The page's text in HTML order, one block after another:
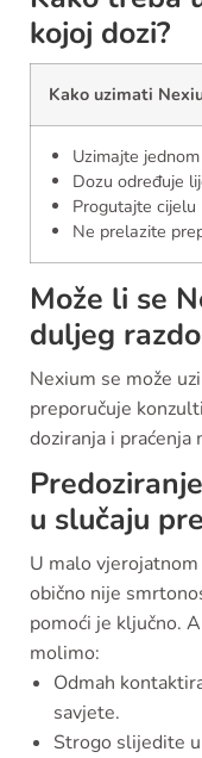
kojoj dozi?
Kako uzimati
Uzimajte
Dozu određuje
Progutajte
Ne prelazite
Može li se
duljeg
Nexium se može
preporučuje
doziranja i praćenja
u slučaju
U malo
obično nije
pomoći je ključno.
molimo:
Odmah
savjete.
Strogo slijedite